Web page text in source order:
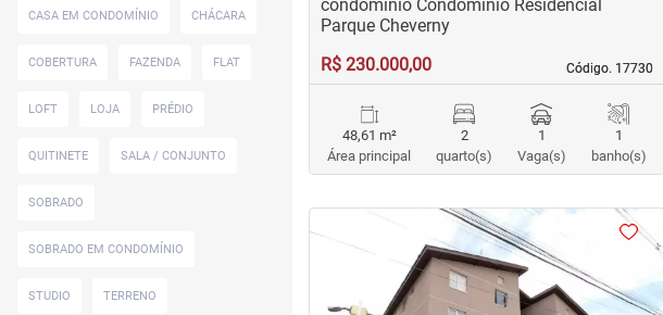
CASA EM CONDOMÍNIO CHÁCARA
COBERTURA FAZENDA FLAT
LOFT LOJA PRÉDIO
QUITINETE SALA / CONJUNTO
SOBRADO
SOBRADO EM CONDOMÍNIO
STUDIO TERRENO
Código. 17730
Código. 17730
condomínio Condomínio Residencial
Parque Cheverny
R$ 230.000,00
48,61 m²
Área principal
2
quarto(s)
1
Vaga(s)
1
banho(s)